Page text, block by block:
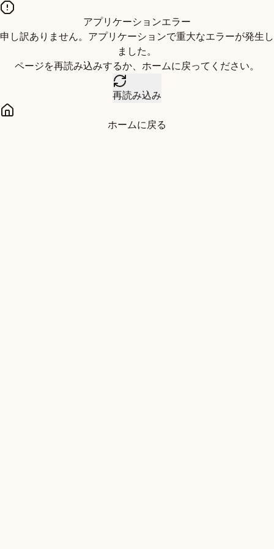
アプリケーションエラー
申し訳ありません。アプリケーションで重大なエラーが発生し
ました。
ページを再読み込みするか、ホームに戻ってください。
再読み込み
ホームに戻る